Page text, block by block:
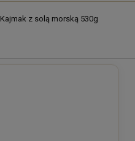
Kajmak z solą morską 530g